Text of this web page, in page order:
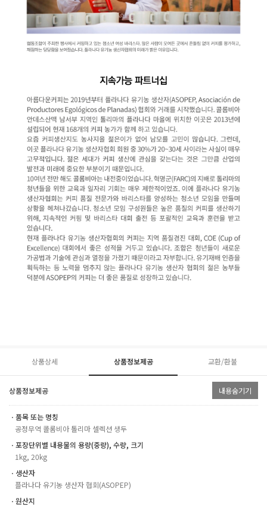
상품상세 상품정보제공 교환/환불
상품정보제공 내용숨기기
ㆍ품목 또는 명칭
공정무역 콜롬비아 톨리마 셀렉션 생두
ㆍ포장단위별 내용물의 용량(중량), 수량, 크기
1kg, 20kg
ㆍ생산자
플라나다 유기농 생산자 협회(ASOPEP)
ㆍ원산지